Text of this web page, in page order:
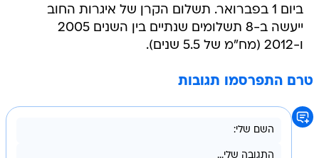
ביום 1 בפברואר. תשלום הקרן של איגרות החוב
ייעשה ב-8 תשלומים שנתיים בין השנים 2005
ו-2012 (מח"מ של 5.5 שנים).
טרם התפרסמו תגובות